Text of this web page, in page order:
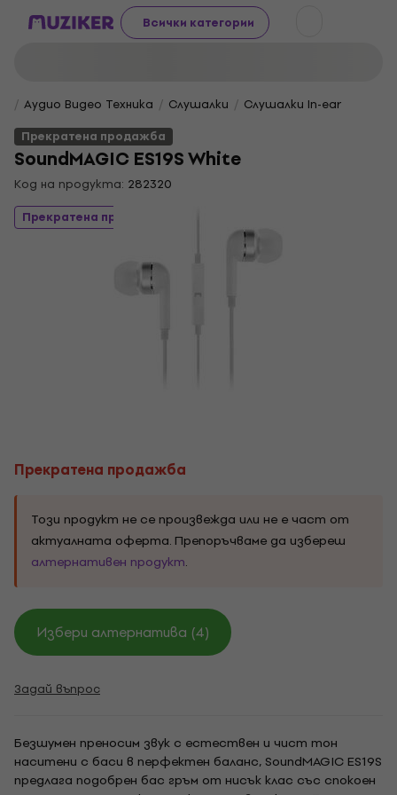
Всички категории
Аудио Видео Техника Слушалки
Слушалки In-ear
Прекратена продажба
SoundMAGIC ES19S White
Код на продукта: 282320
Прекратена продажба
Прекратена продажба
Този продукт не се произвежда или не е част от
актуалната оферта. Препоръчваме да избереш
алтернативен продукт.
Избери алтернатива (4)
Задай въпрос
Безшумен преносим звук с естествен и чист тон
наситени с баси в перфектен баланс, SoundMAGIC ES19S
предлага подобрен бас гръм от нисък клас със спокоен